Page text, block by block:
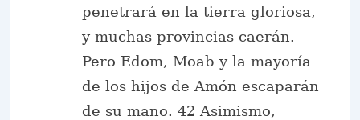
penetrará en la tierra gloriosa,
y muchas provincias caerán.
Pero Edom, Moab y la mayoría
de los hijos de Amón escaparán
de su mano. 42 Asimismo,